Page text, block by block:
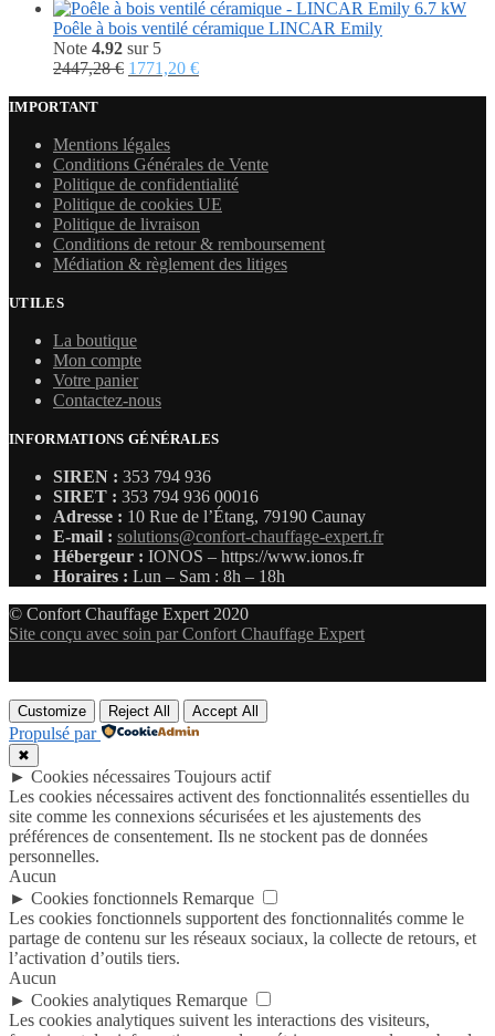
Poêle à bois ventilé céramique LINCAR Emily
Note 4.92 sur 5
2447,28€ Le
2447,28 €.
1771,20 €Le
IMPORTANT
Mentions légales
Conditions Générales de Vente
Politique de confidentialité
Politique de cookies UE
Politique de livraison
Conditions de retour & remboursement
Médiation & règlement des litiges
UTILES
La boutique
Mon compte
Votre panier
Contactez-nous
INFORMATIONS GÉNÉRALES
SIREN : 353 794 936
SIRET : 353 794 936 00016
Adresse : 10 Rue de l’Étang, 79190 Caunay
E-mail : solutions@confort-chauffage-expert.fr
Hébergeur : IONOS – https://www.ionos.fr
Horaires : Lun – Sam : 8h – 18h
© Confort Chauffage Expert 2020
Site conçu avec soin par Confort Chauffage Expert
Customize Reject All Accept All
Propulsé par
✖
► Cookies nécessaires Toujours actif
Les cookies nécessaires activent des fonctionnalités essentielles du
site comme les connexions sécurisées et les ajustements des
préférences de consentement. Ils ne stockent pas de données
personnelles.
Aucun
► Cookies fonctionnels Remarque
Les cookies fonctionnels supportent des fonctionnalités comme le
partage de contenu sur les réseaux sociaux, la collecte de retours, et
l’activation d’outils tiers.
Aucun
► Cookies analytiques Remarque
Les cookies analytiques suivent les interactions des visiteurs,